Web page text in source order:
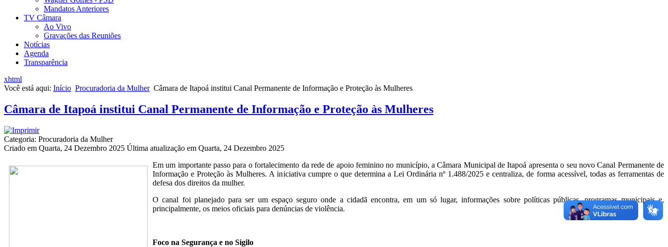
Mandatos Anteriores
TV Câmara
Ao Vivo
Gravações das Reuniões
Notícias
Agenda
Transparência
xhtml
Você está aqui: Início Procuradoria da Mulher Câmara de Itapoá institui Canal Permanente de Informação e Proteção às Mulheres
Câmara de Itapoá institui Canal Permanente de Informação e Proteção às Mulheres
Categoria: Procuradoria da Mulher
Criado em Quarta, 24 Dezembro 2025 Última atualização em Quarta, 24 Dezembro 2025
Em um importante passo para o fortalecimento da rede de apoio feminino no município, a Câmara Municipal de Itapoá apresenta o seu novo Canal Permanente de
Informação e Proteção às Mulheres. A iniciativa cumpre o que determina a Lei Ordinária nº 1.488/2025 e centraliza, de forma acessível, todas as ferramentas de
defesa dos direitos da mulher.
O canal foi planejado para ser um espaço seguro onde a cidadã encontra, em um só lugar, informações sobre políticas públicas, programas municipais e,
principalmente, os meios oficiais para denúncias de violência.
Foco na Segurança e no Sigilo